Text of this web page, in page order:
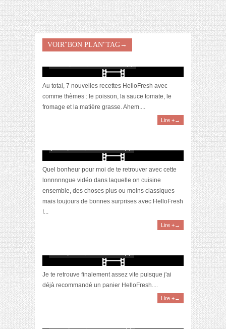
VOIR"BON PLAN"TAG→
[Vidéo] Je teste (enfin) HelloFresh #6
Au total, 7 nouvelles recettes HelloFresh avec
comme thèmes : le poisson, la sauce tomate, le
fromage et la matière grasse. Ahem....
Lire +→
Quel bonheur pour moi de te retrouver avec cette
lonnnnngue vidéo dans laquelle on cuisine
ensemble, des choses plus ou moins classiques
mais toujours de bonnes surprises avec HelloFresh
!...
Lire +→
Je te retrouve finalement assez vite puisque j'ai
déjà recommandé un panier HelloFresh....
Lire +→